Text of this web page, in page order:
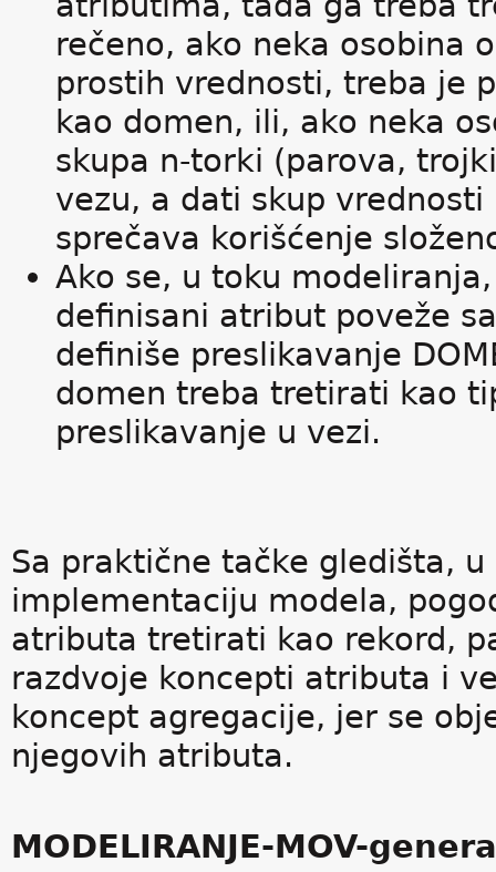
rečeno, ako neka osobina
prostih vrednosti, treba je
kao domen, ili, ako neka
skupa n-torki (parova,
vezu, a dati skup
sprečava korišćenje
Ako se, u toku
definisani atribut poveže
definiše preslikavanje
domen treba tretirati kao
preslikavanje u vezi.
Sa praktične tačke gledišta,
implementaciju modela,
atributa tretirati kao rekord,
razdvoje koncepti atributa i
koncept agregacije, jer se
njegovih atributa.
MODELIRANJE-MOV-